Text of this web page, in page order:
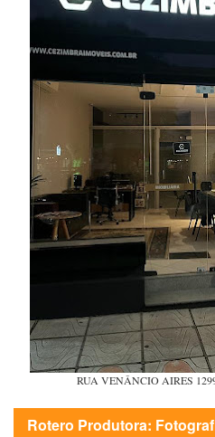
RUA VENÂNCIO AIRES
Rotero Produtora: